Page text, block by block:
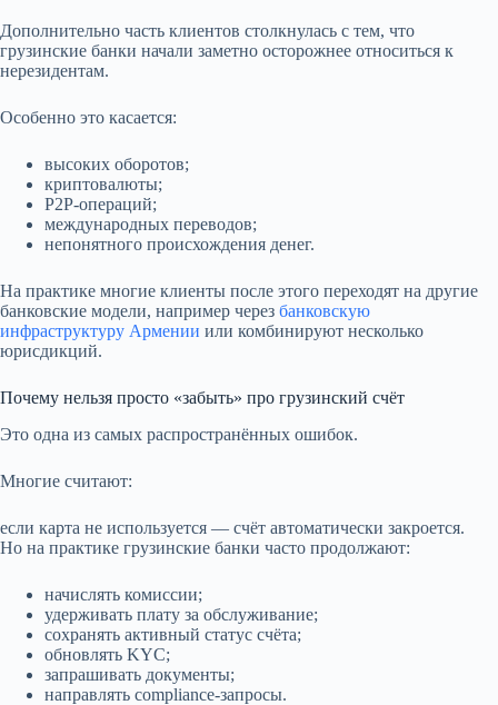
Дополнительно часть клиентов столкнулась с тем, что
грузинские банки начали заметно осторожнее относиться к
нерезидентам.
Особенно это касается:
высоких оборотов;
криптовалюты;
P2P-операций;
международных переводов;
непонятного происхождения денег.
На практике многие клиенты после этого переходят на другие
банковские модели, например через банковскую
инфраструктуру Армении или комбинируют несколько
юрисдикций.
Почему нельзя просто «забыть» про грузинский счёт
Это одна из самых распространённых ошибок.
Многие считают:
если карта не используется — счёт автоматически закроется.
Но на практике грузинские банки часто продолжают:
начислять комиссии;
удерживать плату за обслуживание;
сохранять активный статус счёта;
обновлять KYC;
запрашивать документы;
направлять compliance-запросы.